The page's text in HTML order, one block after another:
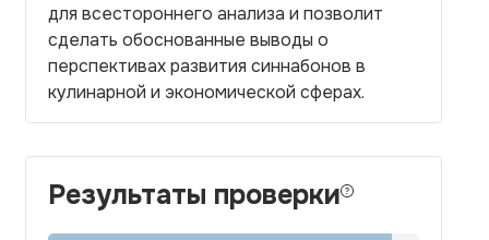
для всестороннего анализа и позволит
сделать обоснованные выводы о
перспективах развития синнабонов в
кулинарной и экономической сферах.
Результаты проверки